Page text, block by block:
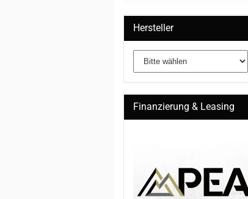
Hersteller
Finanzierung & Leasing